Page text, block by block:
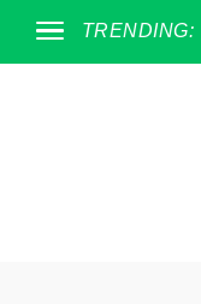
TRENDING: